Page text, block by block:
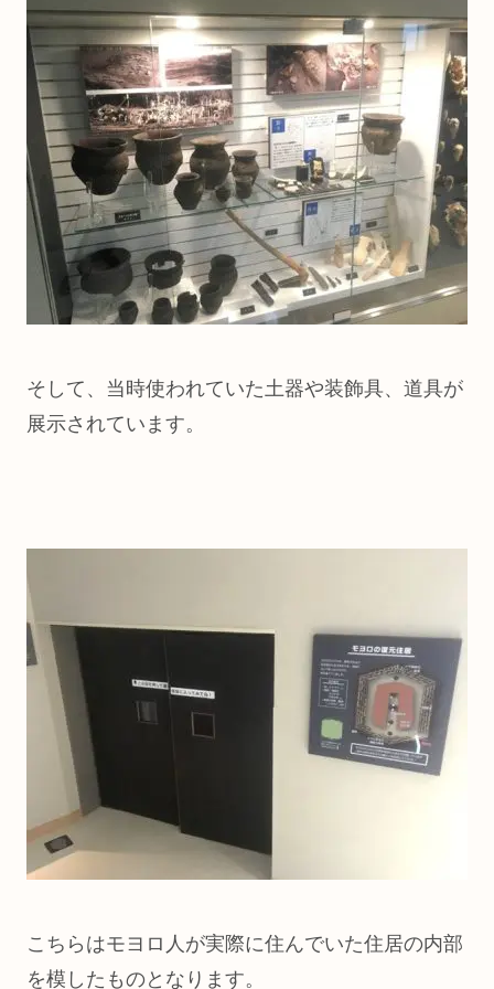
そして、当時使われていた土器や装飾具、道具が
展示されています。
こちらはモヨロ人が実際に住んでいた住居の内部
を模したものとなります。